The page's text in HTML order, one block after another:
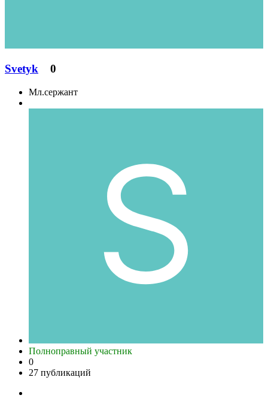
Svetyk 0
Мл.сержант
Полноправный участник
0
27 публикаций